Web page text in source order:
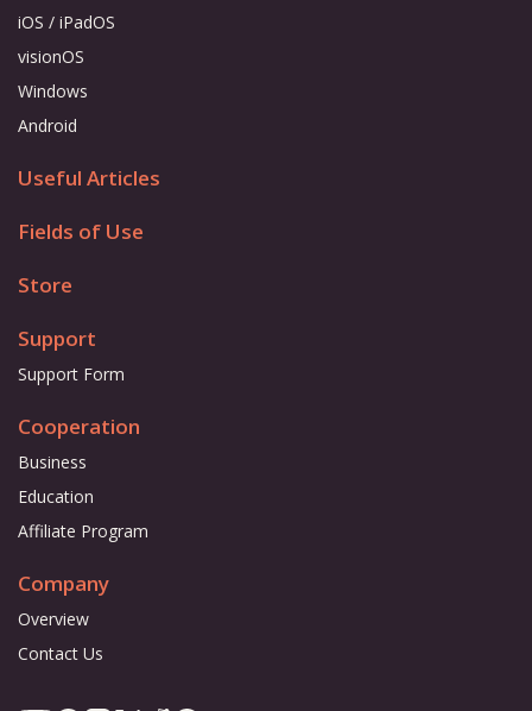
iOS / iPadOS
visionOS
Windows
Android
Useful Articles
Fields of Use
Store
Support
Support Form
Cooperation
Business
Education
Affiliate Program
Company
Overview
Contact Us